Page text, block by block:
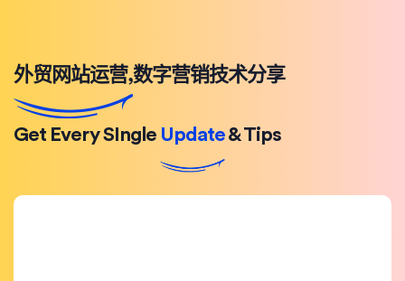
外贸网站运营,数字营销技术分享
Get Every SIngle Update& Tips